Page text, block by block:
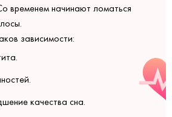
временем начинают ломаться
зависимости:
качества сна.